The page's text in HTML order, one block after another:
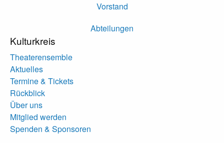
Vorstand
Abteilungen
Kulturkreis
Theaterensemble
Aktuelles
Termine & Tickets
Rückblick
Über uns
Mitglied werden
Spenden & Sponsoren